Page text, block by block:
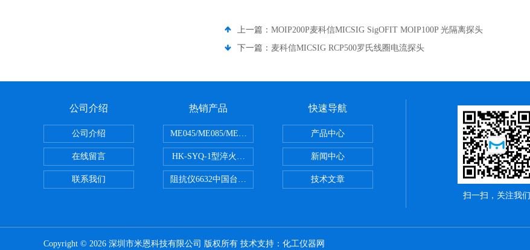
上一篇： MOIP200P麦科信MICSIG SigOFIT MOIP100P 光隔离探头
下一篇： 麦科信MICSIG RCP500罗氏线圈电流探头
公司介绍
公司介绍
在线留言
联系我们
热销产品
ME045/ME085/ME150ME系列PCB TDR特性阻抗测试仪
HK-SYQ-1型淬火介质冷却性能测试仪
阻抗仪6632中国台湾益和MICROTEST 6632 精密阻抗分析仪
快速导航
产品中心
新闻中心
技术文章
扫一扫，关注我们
Copyright © 2026 深圳市米恩科技有限公司 版权所有 技术支持： 化工仪器网